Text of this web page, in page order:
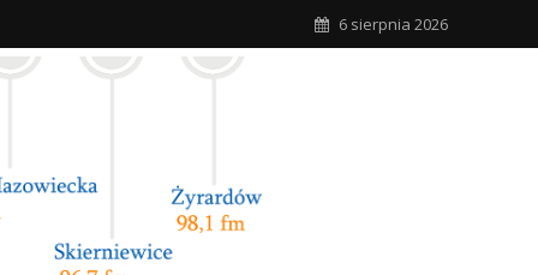
6 sierpnia 2026